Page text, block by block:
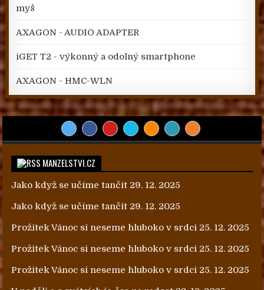
myš
AXAGON - AUDIO ADAPTER
iGET T2 - výkonný a odolný smartphone
AXAGON - HMC-WLN
MANZELSTVI.CZ
Jako když se učíme tančit 29. 12. 2025
Jako když se učíme tančit 29. 12. 2025
Prožitek Vánoc si neseme hluboko v srdci 25. 12. 2025
Prožitek Vánoc si neseme hluboko v srdci 25. 12. 2025
Prožitek Vánoc si neseme hluboko v srdci 25. 12. 2025